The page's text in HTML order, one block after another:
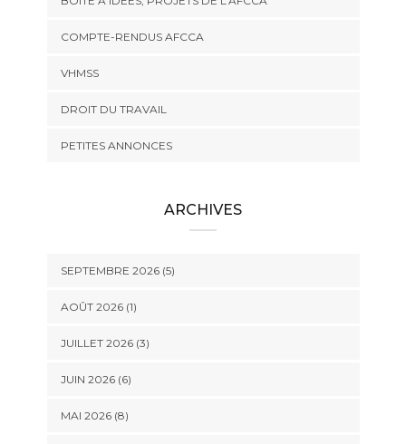
COMPTE-RENDUS AFCCA
VHMSS
DROIT DU TRAVAIL
PETITES ANNONCES
ARCHIVES
SEPTEMBRE 2026 (5)
AOÛT 2026 (1)
JUILLET 2026 (3)
JUIN 2026 (6)
MAI 2026 (8)